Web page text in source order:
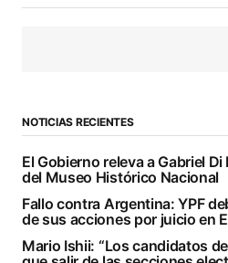
NOTICIAS RECIENTES
El Gobierno releva a Gabriel
del Museo Histórico Nacional
Fallo contra Argentina: YPF
de sus acciones por juicio en
Mario Ishii: “Los candidatos